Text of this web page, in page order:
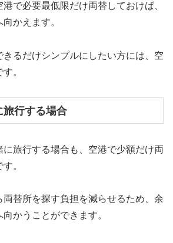
で必要最低限だけ両替しておけば、
かえます。
るだけシンプルにしたい方には、空
。
旅行する場合
旅行する場合も、空港で少額だけ両
。
替所を探す負担を減らせるため、余
かうことができます。